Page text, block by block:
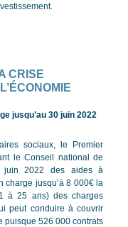
CRISE
jusqu’au 30 juin 2022
sociaux, le Premier
le Conseil national de
juin 2022 des aides à
charge jusqu’à 8 000€ la
à 25 ans) des charges
peut conduire à couvrir
puisque 526 000 contrats